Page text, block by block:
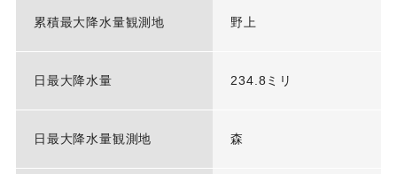
累積最大降水量観測地 野上
日最大降水量 234.8ミリ
日最大降水量観測地 森